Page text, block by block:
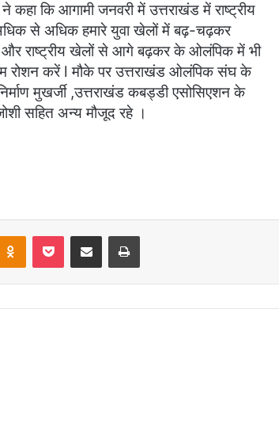
कि आगामी जनवरी में उत्तराखंड में राष्ट्रीय
से अधिक हमारे युवा खेलों में बढ़-चढ़कर
और राष्ट्रीय खेलों से आगे बढ़कर के ओलंपिक में भी
रोशन करें l मौके पर उत्तराखंड ओलंपिक संघ के
मुखर्जी ,उत्तराखंड कबड्डी एसोसिएशन के
सहित अन्य मौजूद रहे ।
Odnoklassniki
Pocket Share via Email Print